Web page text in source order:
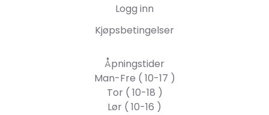
Logg inn
Kjøpsbetingelser
Åpningstider
Man-Fre ( 10-17 )
Tor ( 10-18 )
Lør ( 10-16 )